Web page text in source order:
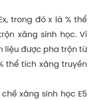
trong đó x là % thể
xăng sinh học. Ví
liệu được pha trộn từ
thể tích xăng truyền
xăng sinh học E5